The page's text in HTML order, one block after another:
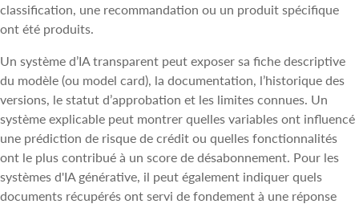
classification, une recommandation ou un produit spécifique
ont été produits.
Un système d’IA transparent peut exposer sa fiche descriptive
du modèle (ou model card), la documentation, l’historique des
versions, le statut d’approbation et les limites connues. Un
système explicable peut montrer quelles variables ont influencé
une prédiction de risque de crédit ou quelles fonctionnalités
ont le plus contribué à un score de désabonnement. Pour les
systèmes d'IA générative, il peut également indiquer quels
documents récupérés ont servi de fondement à une réponse